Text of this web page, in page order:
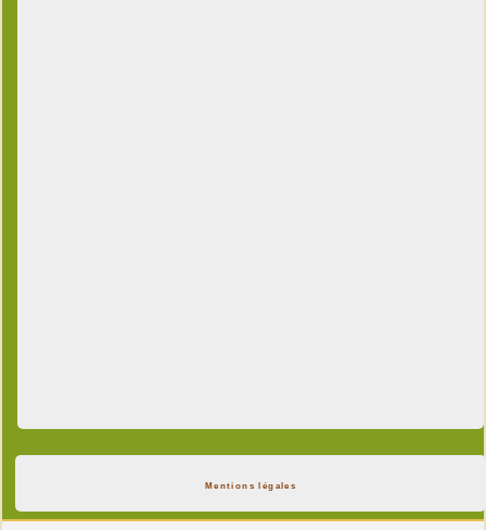
Mentions légales